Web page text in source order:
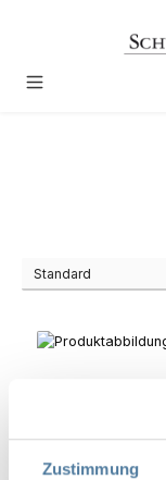
Zustimmung